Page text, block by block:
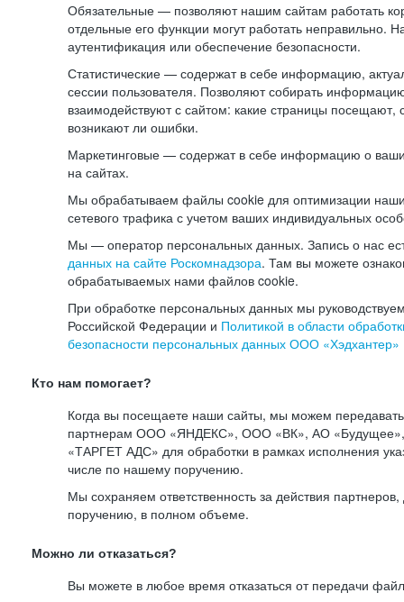
Обязательные — позволяют нашим сайтам работать
отдельные его функции могут работать неправильно.
аутентификация или обеспечение безопасности.
Статистические — содержат в себе информацию,
сессии пользователя. Позволяют собирать
взаимодействуют с сайтом: какие страницы посещают,
возникают ли ошибки.
Маркетинговые — содержат в себе информацию о
на сайтах.
Мы обрабатываем файлы cookie для оптимизации
сетевого трафика с учетом ваших индивидуальных
Мы — оператор персональных данных. Запись о нас
данных на сайте Роскомнадзора. Там вы можете
обрабатываемых нами файлов cookie.
При обработке персональных данных мы
Российской Федерации и Политикой в области
безопасности персональных данных ООО «Хэдхантер»
Кто нам помогает?
Когда вы посещаете наши сайты, мы можем
партнерам ООО «ЯНДЕКС», ООО «ВК», АО
«ТАРГЕТ АДС» для обработки в рамках исполнения
числе по нашему поручению.
Мы сохраняем ответственность за действия
поручению, в полном объеме.
Можно ли отказаться?
Вы можете в любое время отказаться от передачи